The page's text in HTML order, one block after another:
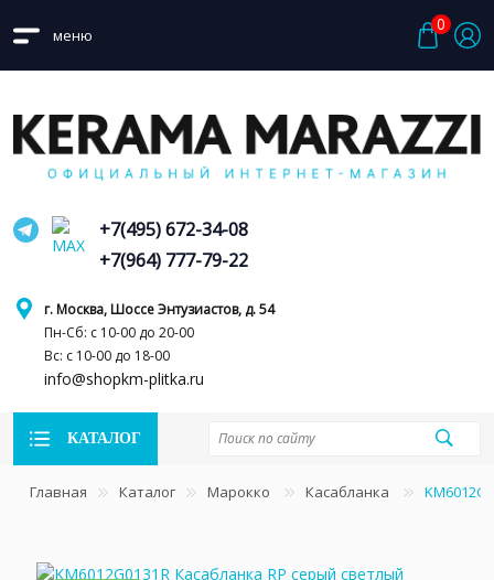
меню
0
г. Москва, Шоссе Энтузиастов, д. 54
Пн-Сб: с 10-00 до 20-00
Вс: с 10-00 до 18-00
info@shopkm-plitka.ru
+7(495) 672-34-08
+7(964) 777-79-22
КАТАЛОГ
Главная Каталог Марокко Касабланка